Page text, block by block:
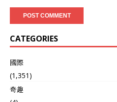
CATEGORIES
國際
(1,351)
奇趣